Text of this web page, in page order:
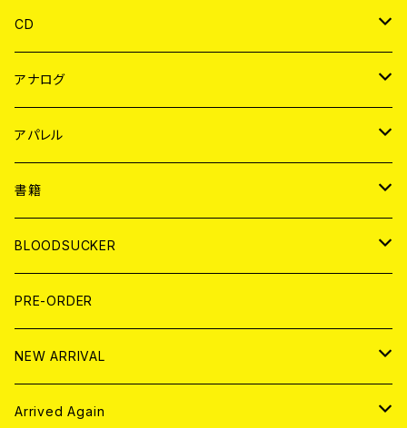
CD
JAPAN
WORLD
アナログ
JAPAN
７EP
LP
WORLD
7EP
LP
アパレル
JAPAN
T-shirt
HOOD
WORLD
T-shirt
HOOD
書籍
MAGAZINE
BOLLOCKS
EL ZINE
写真集 (PHOTOBOOK)
BLOODSUCKER
CD
アナログ
アパレル
PRE-ORDER
NEW ARRIVAL
CD
Arrived Again